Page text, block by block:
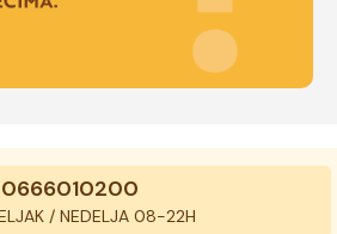
0666010200
/ NEDELJA 08-22H